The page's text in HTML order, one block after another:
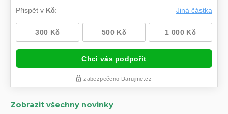
Zobrazit všechny novinky